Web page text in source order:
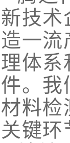
新技术
造一流
理体系
件。我
材料检
关键环